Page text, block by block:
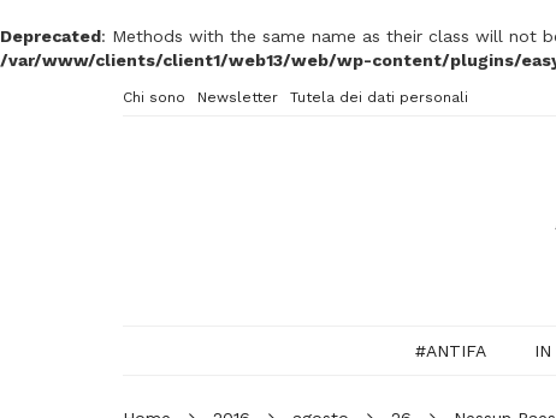
Deprecated: Methods with the same name as their class will not
/var/www/clients/client1/web13/web/wp-content/plugins/
Chi sono Newsletter Tutela dei dati personali
#ANTIFA IN